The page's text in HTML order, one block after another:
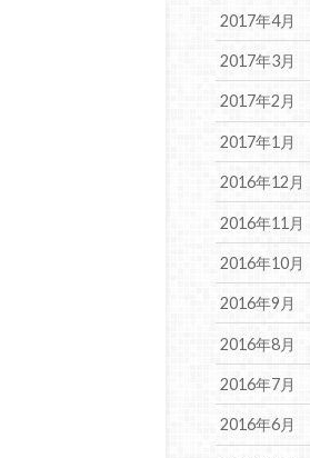
2017年4月
2017年3月
2017年2月
2017年1月
2016年12月
2016年11月
2016年10月
2016年9月
2016年8月
2016年7月
2016年6月